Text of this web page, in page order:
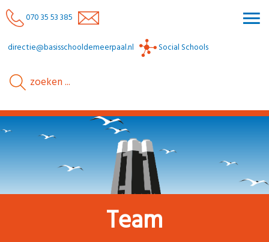
070 35 53 385
directie@basisschooldemeerpaal.nl Social Schools
Team